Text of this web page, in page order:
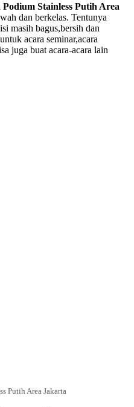
Podium Stainless Putih Area
dan berkelas. Tentunya
masih bagus,bersih dan
acara seminar,acara
juga buat acara-acara lain
Putih Area Jakarta